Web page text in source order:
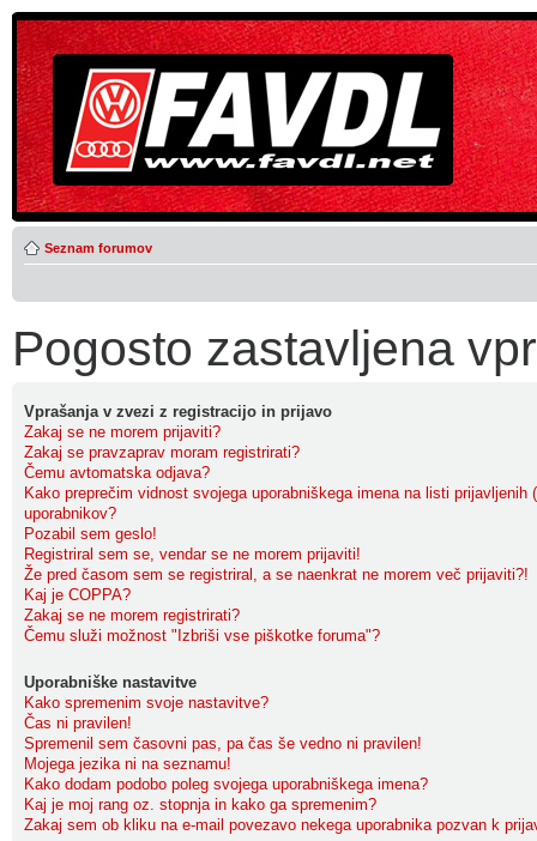
Seznam forumov
Pogosto zastavljena
Vprašanja v zvezi z registracijo in prijavo
Zakaj se ne morem prijaviti?
Zakaj se pravzaprav moram registrirati?
Čemu avtomatska odjava?
Kako preprečim vidnost svojega uporabniškega imena na listi prijavljenih
uporabnikov?
Pozabil sem geslo!
Registriral sem se, vendar se ne morem prijaviti!
Že pred časom sem se registriral, a se naenkrat ne morem več prijaviti?!
Kaj je COPPA?
Zakaj se ne morem registrirati?
Čemu služi možnost "Izbriši vse piškotke foruma"?
Uporabniške nastavitve
Kako spremenim svoje nastavitve?
Čas ni pravilen!
Spremenil sem časovni pas, pa čas še vedno ni pravilen!
Mojega jezika ni na seznamu!
Kako dodam podobo poleg svojega uporabniškega imena?
Kaj je moj rang oz. stopnja in kako ga spremenim?
Zakaj sem ob kliku na e-mail povezavo nekega uporabnika pozvan k